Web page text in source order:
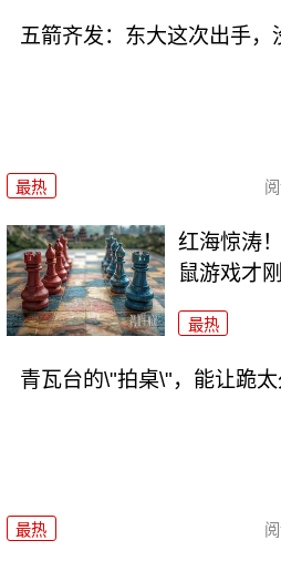
五箭齐发：东大这次出手，
最热
红海惊涛
鼠游戏才
最热
青瓦台的\"拍桌\"，能让跪太
最热